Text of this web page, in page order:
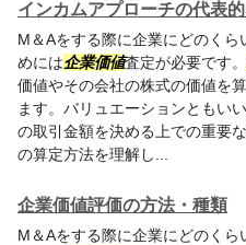
インカムアプローチの代表
M＆Aをする際に企業にどのく
めには企業価値査定が必要です。
価値やその会社の株式の価値を
ます。バリュエーションともい
の取引金額を決める上での重要
の算定方法を理解し...
企業価値評価の方法・種類
M＆Aをする際に企業にどのく